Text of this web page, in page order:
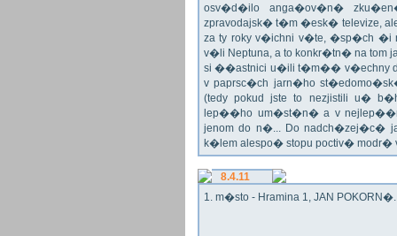
osv�d�ilo anga�ov�n�
zpravodajsk� t�m �esk� televize,
za ty roky v�ichni v�te, �sp�ch
v�li Neptuna, a to konkr�tn� na tom
si ��astnici u�ili t�m�� v�echny
v paprsc�ch jarn�ho
(tedy pokud jste to nezjistili u�
lep��ho um�st�n� a v
jenom do n�... Do nadch�zej�c�
k�lem alespo� stopu poctiv�
8.4.11
1. m�sto - Hramina 1, JAN